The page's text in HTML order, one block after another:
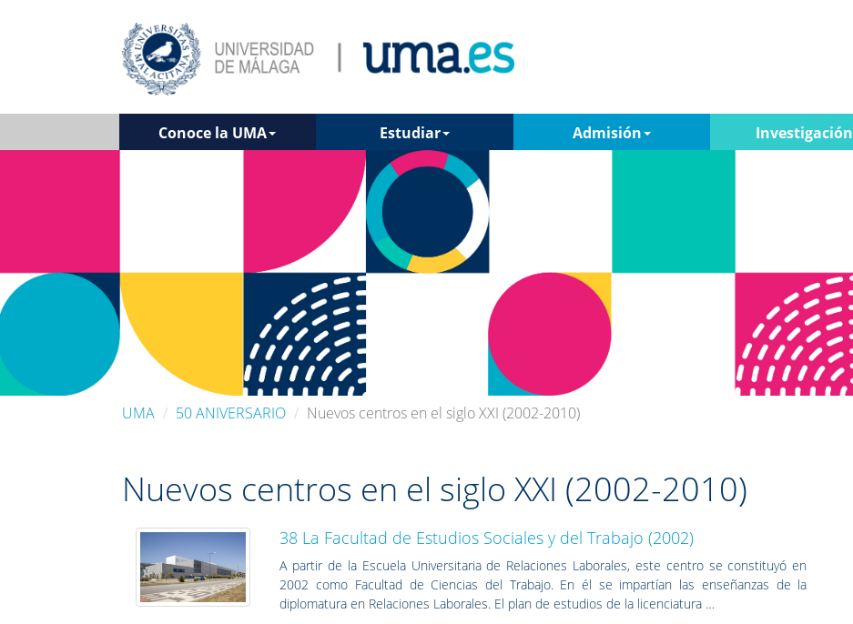
Conoce la UMA Estudiar Admisión Investigación
UMA 50 ANIVERSARIO Nuevos centros en el siglo XXI (2002-2010)
Nuevos centros en el siglo XXI (2002-2010)
38 La Facultad de Estudios Sociales y del Trabajo (2002)
A partir de la Escuela Universitaria de Relaciones Laborales, este centro se constituyó en
2002 como Facultad de Ciencias del Trabajo. En él se impartían las enseñanzas de la
diplomatura en Relaciones Laborales. El plan de estudios de la licenciatura …